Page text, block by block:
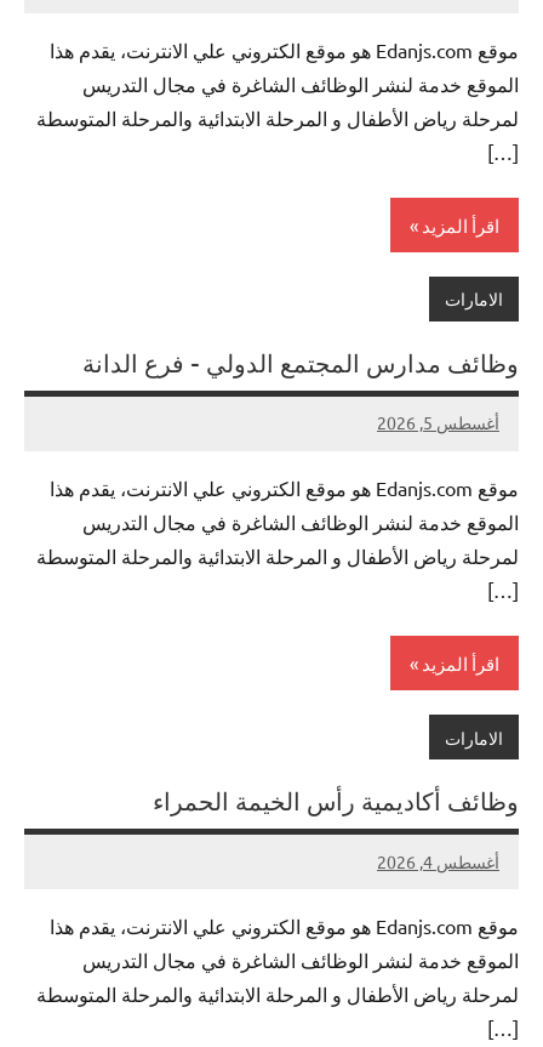
تعليقات
موقع Edanjs.com هو موقع الكتروني علي الانترنت، يقدم هذا
الموقع خدمة لنشر الوظائف الشاغرة في مجال التدريس
لمرحلة رياض الأطفال و المرحلة الابتدائية والمرحلة المتوسطة
[…]
اقرأ المزيد
الامارات
وظائف مدارس المجتمع الدولي – فرع الدانة
أغسطس 5, 2026
nazto
لا
تعليقات
موقع Edanjs.com هو موقع الكتروني علي الانترنت، يقدم هذا
الموقع خدمة لنشر الوظائف الشاغرة في مجال التدريس
لمرحلة رياض الأطفال و المرحلة الابتدائية والمرحلة المتوسطة
[…]
اقرأ المزيد
الامارات
وظائف أكاديمية رأس الخيمة الحمراء
أغسطس 4, 2026
nazto
لا
تعليقات
موقع Edanjs.com هو موقع الكتروني علي الانترنت، يقدم هذا
الموقع خدمة لنشر الوظائف الشاغرة في مجال التدريس
لمرحلة رياض الأطفال و المرحلة الابتدائية والمرحلة المتوسطة
[…]